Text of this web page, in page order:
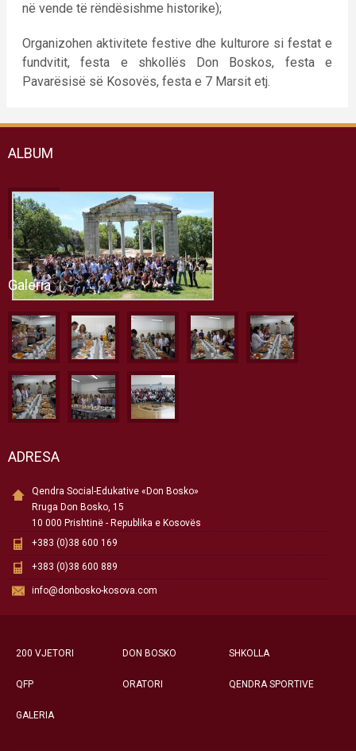
në vende të rëndësishme historike);
Organizohen aktivitete festive dhe kulturore si festat e
fundvitit, festa e shkollës Don Boskos, festa e
Pavarësisë së Kosovës, festa e 7 Marsit etj.
ALBUM
Galeria
ADRESA
Qendra Social-Edukative «Don Bosko»
Rruga Don Bosko, 15
10 000 Prishtinë - Republika e Kosovës
+383 (0)38 600 169
+383 (0)38 600 889
info@donbosko-kosova.com
200 VJETORI DON BOSKO SHKOLLA
QFP ORATORI QENDRA SPORTIVE
GALERIA